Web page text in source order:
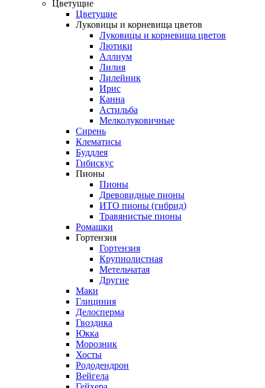
Цветущие
Цветущие
Луковицы и корневища цветов
Луковицы и корневища цветов
Лютики
Аллиум
Лилия
Лилейник
Ирис
Канна
Астильба
Мелколуковичные
Сирень
Клематисы
Буддлея
Гибискус
Пионы
Пионы
Древовидные пионы
ИТО пионы (гибрид)
Травянистые пионы
Ромашки
Гортензия
Гортензия
Крупнолистная
Метельчатая
Другие
Маки
Глициния
Делосперма
Гвоздика
Юкка
Морозник
Хосты
Рододендрон
Вейгела